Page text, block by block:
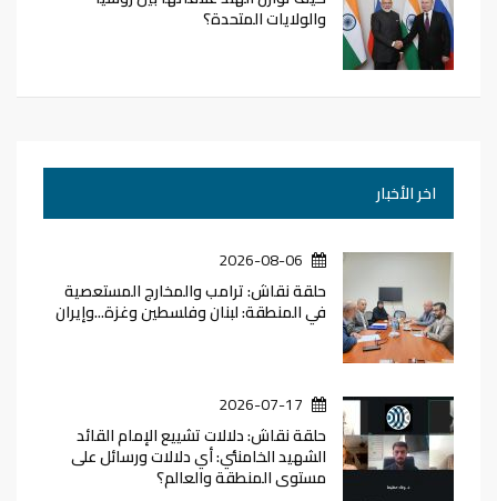
والولايات المتحدة؟
اخر الأخبار
2026-08-06
حلقة نقاش: ترامب والمخارج المستعصية
في المنطقة: لبنان وفلسطين وغزة...وإيران
2026-07-17
حلقة نقاش: دلالات تشييع الإمام القائد
الشهيد الخامنئي: أي دلالات ورسائل على
مستوى المنطقة والعالم؟